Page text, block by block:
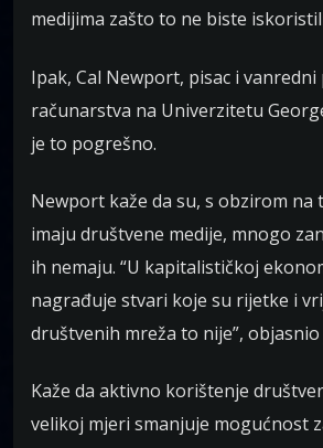
medijima zašto to ne biste
Ipak, Cal Newport, pisac i
računarstva na Univerzitetu
je to pogrešno.
Newport kaže da su, s obzirom na
imaju društvene medije, mnogo
ih nemaju. “U kapitalističkoj
nagrađuje stvari koje su rijetke i
društvenih mreža to nije”,
Kaže da aktivno korištenje
velikoj mjeri smanjuje mogućnost